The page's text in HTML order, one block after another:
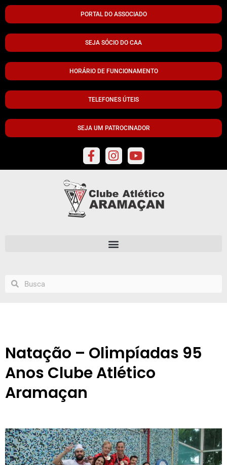
PORTAL DO ASSOCIADO
SEJA SÓCIO DO CAA
HORÁRIO DE FUNCIONAMENTO
TELEFONES ÚTEIS
SEJA UM PATROCINADOR
Natação – Olimpíadas 95
Anos Clube Atlético
Aramaçan